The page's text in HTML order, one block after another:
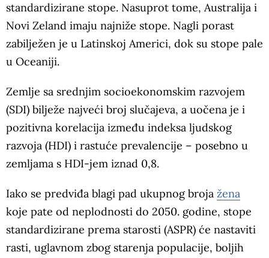
standardizirane stope. Nasuprot tome, Australija i
Novi Zeland imaju najniže stope. Nagli porast
zabilježen je u Latinskoj Americi, dok su stope pale
u Oceaniji.
Zemlje sa srednjim socioekonomskim razvojem
(SDI) bilježe najveći broj slučajeva, a uočena je i
pozitivna korelacija između indeksa ljudskog
razvoja (HDI) i rastuće prevalencije – posebno u
zemljama s HDI-jem iznad 0,8.
Iako se predviđa blagi pad ukupnog broja žena
koje pate od neplodnosti do 2050. godine, stope
standardizirane prema starosti (ASPR) će nastaviti
rasti, uglavnom zbog starenja populacije, boljih